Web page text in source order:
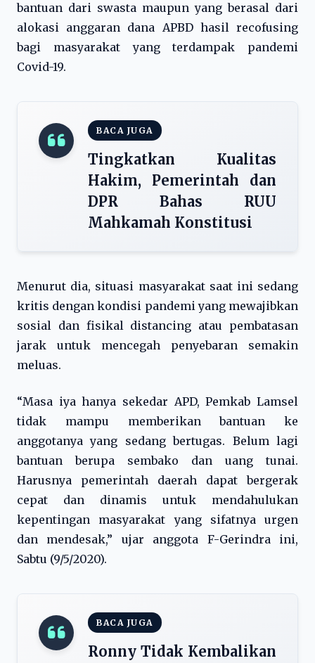
bantuan dari swasta maupun yang berasal dari
alokasi anggaran dana APBD hasil recofusing
bagi masyarakat yang terdampak pandemi
Covid-19.
BACA JUGA
Tingkatkan Kualitas
Hakim, Pemerintah dan
DPR Bahas RUU
Mahkamah Konstitusi
Menurut dia, situasi masyarakat saat ini sedang
kritis dengan kondisi pandemi yang mewajibkan
sosial dan fisikal distancing atau pembatasan
jarak untuk mencegah penyebaran semakin
meluas.
“Masa iya hanya sekedar APD, Pemkab Lamsel
tidak mampu memberikan bantuan ke
anggotanya yang sedang bertugas. Belum lagi
bantuan berupa sembako dan uang tunai.
Harusnya pemerintah daerah dapat bergerak
cepat dan dinamis untuk mendahulukan
kepentingan masyarakat yang sifatnya urgen
dan mendesak,” ujar anggota F-Gerindra ini,
Sabtu (9/5/2020).
BACA JUGA
Ronny Tidak Kembalikan